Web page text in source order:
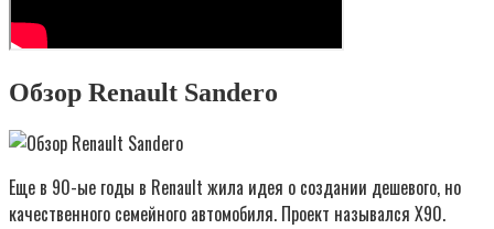
Обзор Renault Sandero
Еще в 90-ые годы в Renault жила идея о создании дешевого, но
качественного семейного автомобиля. Проект назывался X90.